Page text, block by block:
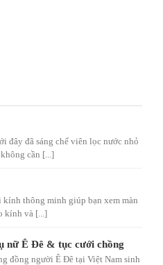
đây đã sáng chế viên lọc nước nhỏ
cần [...]
thông minh giúp bạn xem màn
kính và [...]
nữ Ê Đê & tục cưới chồng
đồng người Ê Đê tại Việt Nam sinh